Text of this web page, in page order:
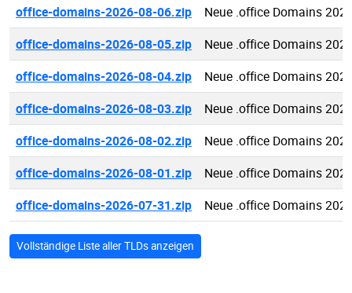
office-domains-2026-08-06.zip
Neue .office Domains
office-domains-2026-08-05.zip
Neue .office Domains
office-domains-2026-08-04.zip
Neue .office Domains
office-domains-2026-08-03.zip
Neue .office Domains
office-domains-2026-08-02.zip
Neue .office Domains
office-domains-2026-08-01.zip
Neue .office Domains
office-domains-2026-07-31.zip
Neue .office Domains
Vollständige Liste aller TLDs anzeigen